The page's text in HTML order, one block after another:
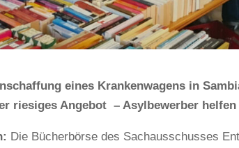
eines Krankenwagens in
riesiges Angebot – Asylbewerber
Die Bücherbörse des Sachausschusses